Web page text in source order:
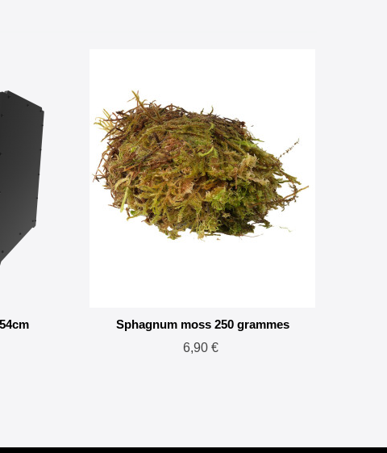
Sphagnum moss 250 grammes
6,90 €